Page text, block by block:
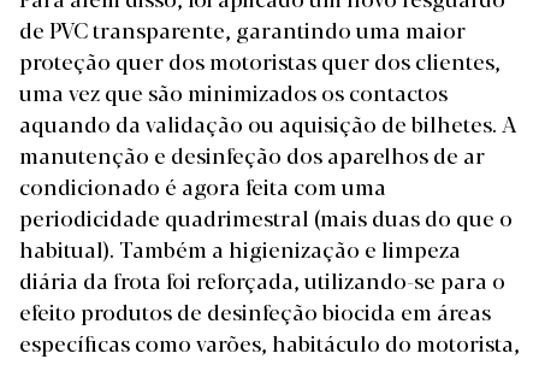
de PVC transparente, garantindo uma maior
proteção quer dos motoristas quer dos clientes,
uma vez que são minimizados os contactos
aquando da validação ou aquisição de bilhetes. A
manutenção e desinfeção dos aparelhos de ar
condicionado é agora feita com uma
periodicidade quadrimestral (mais duas do que o
habitual). Também a higienização e limpeza
diária da frota foi reforçada, utilizando-se para o
efeito produtos de desinfeção biocida em áreas
específicas como varões, habitáculo do motorista,